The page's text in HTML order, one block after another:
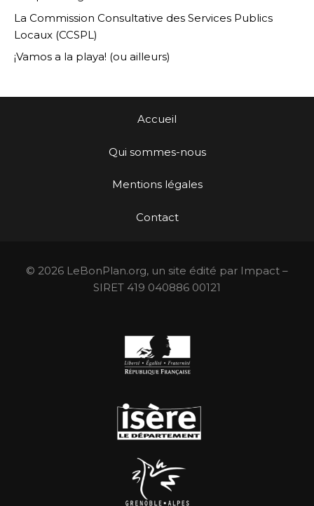
La Commission Consultative des Services Publics
Locaux (CCSPL)
¡Vamos a la playa! (ou ailleurs)
Accueil
Qui sommes-nous
Mentions légales
Contact
© 2026 LeBonPlan.org, un site édité par Impact –
SIRET 419 040886 00121